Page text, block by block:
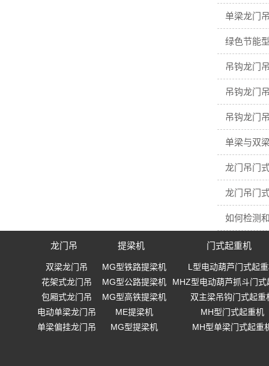
单梁龙门
绿色节能
吊钩龙门
吊钩龙门
吊钩龙门
单梁与双
龙门吊门
龙门吊门
如何检测
龙门吊
双梁龙门吊
花架式龙门吊
包厢式龙门吊
电动单梁龙门吊
单梁偏挂龙门吊
提梁机
MG型铁路提梁机
MG型公路提梁机
MG型高铁提梁机
ME提梁机
MG型提梁机
门式起重机
L型电动葫芦门式起
MHZ型电动葫芦抓斗门式
双主梁吊钩门式起重
MH型门式起重机
MH型单梁门式起重